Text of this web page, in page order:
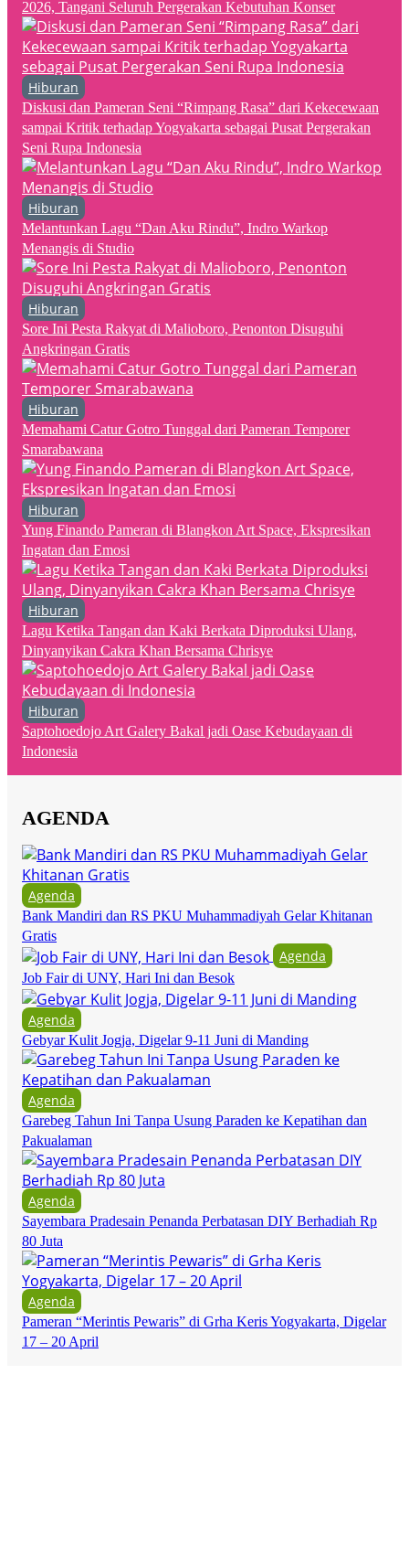
2026, Tangani Seluruh Pergerakan Kebutuhan Konser
Hiburan
Diskusi dan Pameran Seni “Rimpang Rasa” dari Kekecewaan
sampai Kritik terhadap Yogyakarta sebagai Pusat Pergerakan
Seni Rupa Indonesia
Hiburan
Melantunkan Lagu “Dan Aku Rindu”, Indro Warkop
Menangis di Studio
Hiburan
Sore Ini Pesta Rakyat di Malioboro, Penonton Disuguhi
Angkringan Gratis
Hiburan
Memahami Catur Gotro Tunggal dari Pameran Temporer
Smarabawana
Hiburan
Yung Finando Pameran di Blangkon Art Space, Ekspresikan
Ingatan dan Emosi
Hiburan
Lagu Ketika Tangan dan Kaki Berkata Diproduksi Ulang,
Dinyanyikan Cakra Khan Bersama Chrisye
Hiburan
Saptohoedojo Art Galery Bakal jadi Oase Kebudayaan di
Indonesia
AGENDA
Agenda
Bank Mandiri dan RS PKU Muhammadiyah Gelar Khitanan
Gratis
Agenda
Job Fair di UNY, Hari Ini dan Besok
Agenda
Gebyar Kulit Jogja, Digelar 9-11 Juni di Manding
Agenda
Garebeg Tahun Ini Tanpa Usung Paraden ke Kepatihan dan
Pakualaman
Agenda
Sayembara Pradesain Penanda Perbatasan DIY Berhadiah Rp
80 Juta
Agenda
Pameran “Merintis Pewaris” di Grha Keris Yogyakarta, Digelar
17 – 20 April